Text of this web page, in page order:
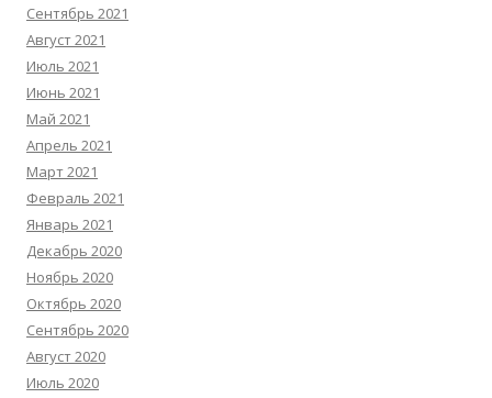
Сентябрь 2021
Август 2021
Июль 2021
Июнь 2021
Май 2021
Апрель 2021
Март 2021
Февраль 2021
Январь 2021
Декабрь 2020
Ноябрь 2020
Октябрь 2020
Сентябрь 2020
Август 2020
Июль 2020